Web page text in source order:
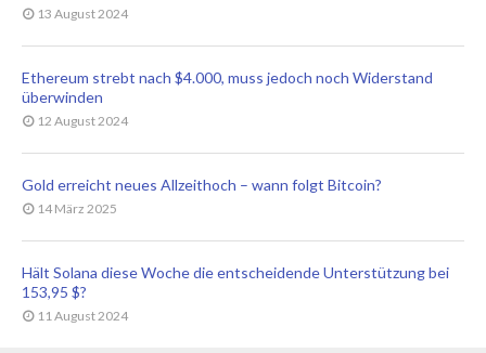
13 August 2024
Ethereum strebt nach $4.000, muss jedoch noch Widerstand
überwinden
12 August 2024
Gold erreicht neues Allzeithoch – wann folgt Bitcoin?
14 März 2025
Hält Solana diese Woche die entscheidende Unterstützung bei
153,95 $?
11 August 2024